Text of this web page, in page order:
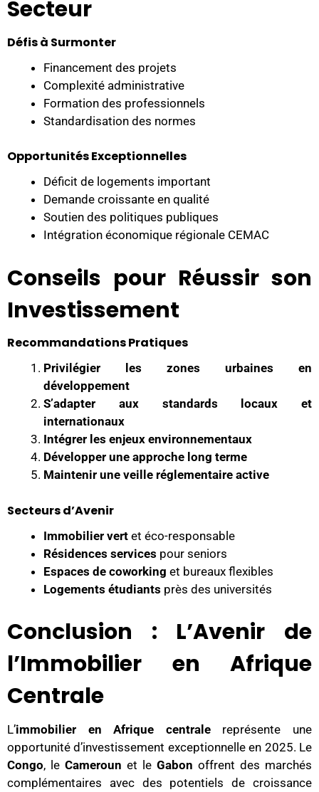
Secteur
Défis à Surmonter
Financement des projets
Complexité administrative
Formation des professionnels
Standardisation des normes
Opportunités Exceptionnelles
Déficit de logements important
Demande croissante en qualité
Soutien des politiques publiques
Intégration économique régionale CEMAC
Conseils pour Réussir son
Investissement
Recommandations Pratiques
Privilégier les zones urbaines en
développement
S’adapter aux standards locaux et
internationaux
Intégrer les enjeux environnementaux
Développer une approche long terme
Maintenir une veille réglementaire active
Secteurs d’Avenir
Immobilier vert et éco-responsable
Résidences services pour seniors
Espaces de coworking et bureaux flexibles
Logements étudiants près des universités
Conclusion : L’Avenir de
l’Immobilier en Afrique
Centrale
L’immobilier en Afrique centralereprésente une
opportunité d’investissement exceptionnelle en 2025. Le
Congo, le Cameroun et le Gabon offrent des marchés
complémentaires avec des potentiels de croissance